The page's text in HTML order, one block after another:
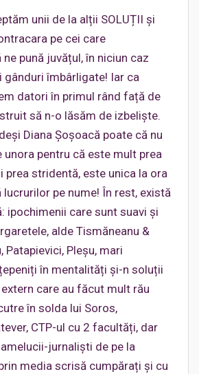
unii de la alții SOLUȚII și
pe cei care
pună juvățul, în niciun caz
îmbârligate! Iar ca
datori în primul rând față de
să n-o lăsăm de izbeliște.
Diana Șoșoacă poate că nu
unora pentru că este mult prea
prea stridentă, este unica la ora
lucrurilor pe nume! În rest, există
ipochimenii care sunt suavi și
alde Tismăneanu &
Patapievici, Pleșu, mari
în mentalități și-n soluții
care au făcut mult rău
în solda lui Soros,
CTP-ul cu 2 facultăți, dar
jurnaliști de pe la
media scrisă cumpărați și cu